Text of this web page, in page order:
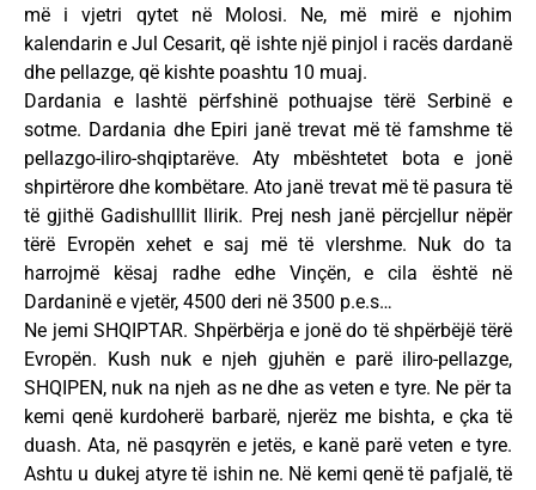
më i vjetri qytet në Molosi. Ne, më mirë e njohim
kalendarin e Jul Cesarit, që ishte një pinjol i racës dardanë
dhe pellazge, që kishte poashtu 10 muaj.
Dardania e lashtë përfshinë pothuajse tërë Serbinë e
sotme. Dardania dhe Epiri janë trevat më të famshme të
pellazgo-iliro-shqiptarëve. Aty mbështetet bota e jonë
shpirtërore dhe kombëtare. Ato janë trevat më të pasura të
të gjithë Gadishulllit Ilirik. Prej nesh janë përcjellur nëpër
tërë Evropën xehet e saj më të vlershme. Nuk do ta
harrojmë kësaj radhe edhe Vinçën, e cila është në
Dardaninë e vjetër, 4500 deri në 3500 p.e.s…
Ne jemi SHQIPTAR. Shpërbërja e jonë do të shpërbëjë tërë
Evropën. Kush nuk e njeh gjuhën e parë iliro-pellazge,
SHQIPEN, nuk na njeh as ne dhe as veten e tyre. Ne për ta
kemi qenë kurdoherë barbarë, njerëz me bishta, e çka të
duash. Ata, në pasqyrën e jetës, e kanë parë veten e tyre.
Ashtu u dukej atyre të ishin ne. Në kemi qenë të pafjalë, të